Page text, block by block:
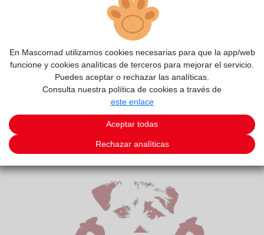
En Mascomad utilizamos cookies necesarias para que la app/web
funcione y cookies analíticas de terceros para mejorar el servicio.
Puedes aceptar o rechazar las analíticas.
Consulta nuestra política de cookies a través de
este enlace
Aceptar todas
Rechazar analíticas